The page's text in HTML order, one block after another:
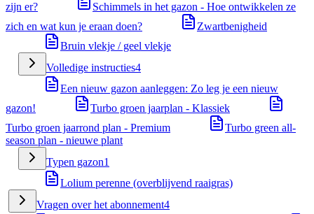
zijn er?
Schimmels in het gazon - Hoe ontwikkelen ze
zich en wat kun je eraan doen?
Zwartbenigheid
Bruin vlekje / geel vlekje
Volledige instructies4
Een nieuw gazon aanleggen: Zo leg je een nieuw
gazon!
Turbo groen jaarplan - Klassiek
Turbo groen jaarrond plan - Premium
Turbo green all-
season plan - nieuwe plant
Typen gazon1
Lolium perenne (overblijvend raaigras)
Vragen over het abonnement4